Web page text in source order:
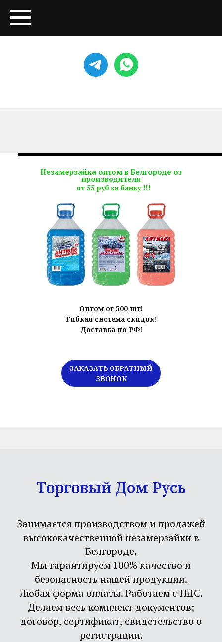
Незамерзайка оптом в Белгороде от
производителя
Оптом от 500 шт!
Гибкая система скидок!
Доставка по РФ!
ЗАКАЗАТЬ ОБРАТНЫЙ
ЗВОНОК
от 55 руб за банку !!!
Торговый Дом Русь
Занимается производством и продажей
высококачественной незамерзайки в
Белгороде.
Мы гарантируем 100% качество и
безопасность нашей продукции.
Любая форма оплаты. Работаем с НДС.
Делаем весь комплект документов:
договор, сертификат, свидетельство о
регистрации.